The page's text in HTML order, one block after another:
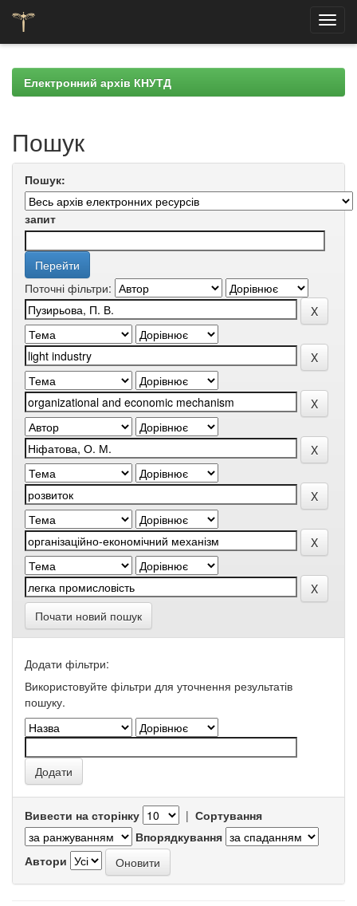
navigationЕлектронний архів КНУТД
Пошук
Пошук:
запит
Поточні фільтри:
Почати новий пошук
Додати фільтри:
Використовуйте фільтри для уточнення результатів
пошуку.
Вивести на сторінку | Сортування
Впорядкування
Автори